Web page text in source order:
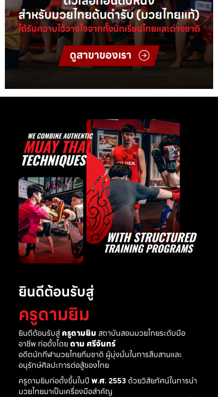
ยินดีต้อนรับสู่
ครูดามยิม
ยินดีต้อนรับสู่ ครูดามยิม สถาบันสอนมวยไทยระดับมือ
อาชีพ ก่อตั้งโดย ดาม ศรีจันทร์
อดีตนักกีฬามวยไทยทีมชาติ ผู้มุ่งมั่นในการสืบสานและ
อนุรักษ์ศิลปะการต่อสู้ของไทย
ครูดามยิมก่อตั้งขึ้นในปี พ.ศ. 2553ด้วยวิสัยทัศน์ในการนำ
มวยไทยมาเป็นเครื่องมือสำคัญ